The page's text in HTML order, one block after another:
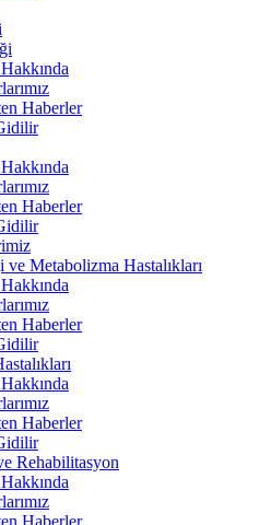
Haberler
Haberler
Metabolizma Hastalıkları
Haberler
Haberler
Rehabilitasyon
Haberler